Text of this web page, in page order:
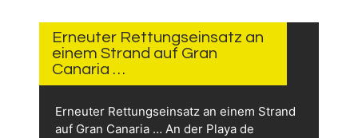
Erneuter Rettungseinsatz an
einem Strand auf Gran
Canaria …
Erneuter Rettungseinsatz an einem Strand
auf Gran Canaria … An der Playa de